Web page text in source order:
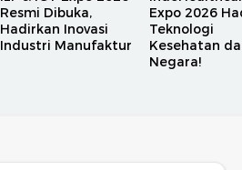
Resmi Dibuka,
Hadirkan Inovasi
Industri Manufaktur
Expo 2026
Teknologi
Kesehatan
Negara!